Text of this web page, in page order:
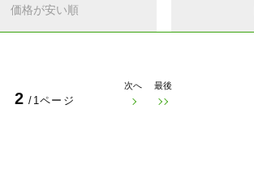
価格が安い順
2 /1ページ
次へ 最後